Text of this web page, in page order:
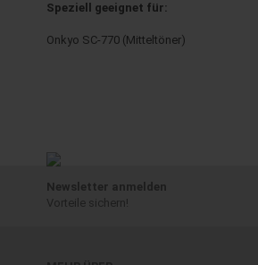
Speziell geeignet für:
Onkyo SC-770 (Mitteltöner)
Newsletter anmelden
Vorteile sichern!